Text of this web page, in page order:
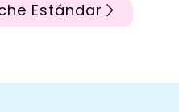
Estándar